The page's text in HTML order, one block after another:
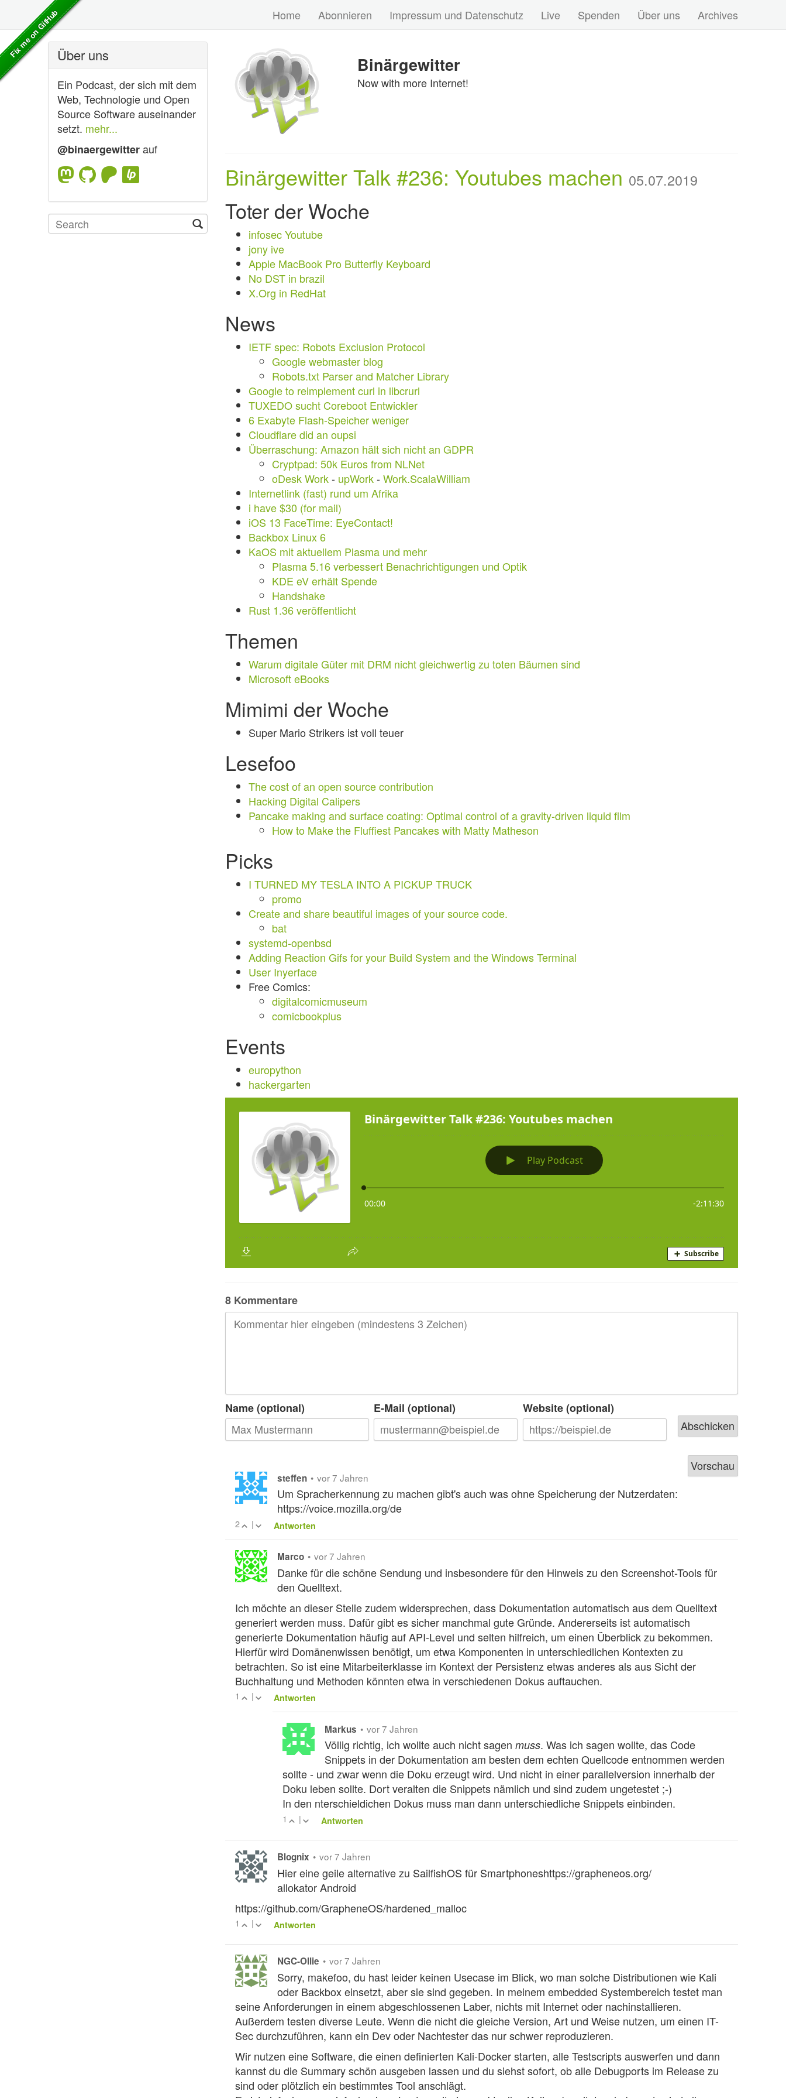
Home Abonnieren Impressum und Datenschutz Live Spenden Über uns Archives
Über uns
Ein Podcast, der sich mit dem
Web, Technologie und Open
Source Software auseinander
setzt. mehr...
@binaergewitterauf
Binärgewitter
Now with more Internet!
Binärgewitter Talk #236: Youtubes machen 05.07.2019
Toter der Woche
infosec Youtube
jony ive
Apple MacBook Pro Butterfly Keyboard
No DST in brazil
X.Org in RedHat
News
IETF spec: Robots Exclusion Protocol
Google webmaster blog
Robots.txt Parser and Matcher Library
Google to reimplement curl in libcrurl
TUXEDO sucht Coreboot Entwickler
6 Exabyte Flash-Speicher weniger
Cloudflare did an oupsi
Überraschung: Amazon hält sich nicht an GDPR
Cryptpad: 50k Euros from NLNet
oDesk Work- upWork- Work.ScalaWilliam
Internetlink (fast) rund um Afrika
i have $30 (for mail)
iOS 13 FaceTime: EyeContact!
Backbox Linux 6
KaOS mit aktuellem Plasma und mehr
Plasma 5.16 verbessert Benachrichtigungen und Optik
KDE eV erhält Spende
Handshake
Rust 1.36 veröffentlicht
Themen
Warum digitale Güter mit DRM nicht gleichwertig zu toten Bäumen sind
Microsoft eBooks
Mimimi der Woche
Super Mario Strikers ist voll teuer
Lesefoo
The cost of an open source contribution
Hacking Digital Calipers
Pancake making and surface coating: Optimal control of a gravity-driven liquid film
How to Make the Fluffiest Pancakes with Matty Matheson
Picks
I TURNED MY TESLA INTO A PICKUP TRUCK
promo
Create and share beautiful images of your source code.
bat
systemd-openbsd
Adding Reaction Gifs for your Build System and the Windows Terminal
User Inyerface
Free Comics:
digitalcomicmuseum
comicbookplus
Events
europython
hackergarten
8 Kommentare
Name (optional) E-Mail (optional) Website (optional)
steffen • vor 7 Jahren
Um Spracherkennung zu machen gibt's auch was ohne Speicherung der Nutzerdaten:
https://voice.mozilla.org/de
2 | Antworten
Marco • vor 7 Jahren
Danke für die schöne Sendung und insbesondere für den Hinweis zu den Screenshot-Tools für
den Quelltext.
Ich möchte an dieser Stelle zudem widersprechen, dass Dokumentation automatisch aus dem Quelltext
generiert werden muss. Dafür gibt es sicher manchmal gute Gründe. Andererseits ist automatisch
generierte Dokumentation häufig auf API-Level und selten hilfreich, um einen Überblick zu bekommen.
Hierfür wird Domänenwissen benötigt, um etwa Komponenten in unterschiedlichen Kontexten zu
betrachten. So ist eine Mitarbeiterklasse im Kontext der Persistenz etwas anderes als aus Sicht der
Buchhaltung und Methoden könnten etwa in verschiedenen Dokus auftauchen.
1 | Antworten
Markus • vor 7 Jahren
Völlig richtig, ich wollte auch nicht sagenmuss. Was ich sagen wollte, das Code
Snippets in der Dokumentation am besten dem echten Quellcode entnommen werden
sollte - und zwar wenn die Doku erzeugt wird. Und nicht in einer parallelversion innerhalb der
Doku leben sollte. Dort veralten die Snippets nämlich und sind zudem ungetestet ;-)
In den nterschieldichen Dokus muss man dann unterschiedliche Snippets einbinden.
1 | Antworten
Blognix • vor 7 Jahren
Hier eine geile alternative zu SailfishOS für Smartphoneshttps://grapheneos.org/
allokator Android
https://github.com/GrapheneOS/hardened_malloc
1 | Antworten
NGC-Ollie • vor 7 Jahren
Sorry, makefoo, du hast leider keinen Usecase im Blick, wo man solche Distributionen wie Kali
oder Backbox einsetzt, aber sie sind gegeben. In meinem embedded Systembereich testet man
seine Anforderungen in einem abgeschlossenen Laber, nichts mit Internet oder nachinstallieren.
Außerdem testen diverse Leute. Wenn die nicht die gleiche Version, Art und Weise nutzen, um einen IT-
Sec durchzuführen, kann ein Dev oder Nachtester das nur schwer reproduzieren.
Wir nutzen eine Software, die einen definierten Kali-Docker starten, alle Testscripts auswerfen und dann
kannst du die Summary schön ausgeben lassen und du siehst sofort, ob alle Debugports im Release zu
sind oder plötzlich ein bestimmtes Tool anschlägt.